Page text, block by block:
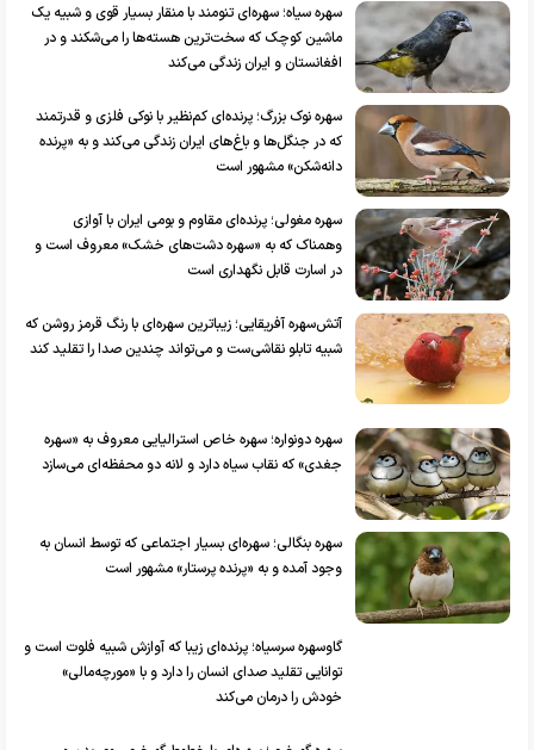
سهره سیاه؛ سهره‌ای تنومند با منقار بسیار قوی و شبیه یک
ماشین کوچک که سخت‌ترین هسته‌ها را می‌شکند و در
افغانستان و ایران زندگی می‌کند
سهره نوک بزرگ؛ پرنده‌ای کم‌نظیر با نوکی فلزی و قدرتمند
که در جنگل‌ها و باغ‌های ایران زندگی می‌کند و به «پرنده
دانه‌شکن» مشهور است
سهره مغولی؛ پرنده‌ای مقاوم و بومی ایران با آوازی
وهمناک که به «سهره دشت‌های خشک» معروف است و
در اسارت قابل نگهداری است
آتش‌سهره آفریقایی؛ زیباترین سهره‌ای با رنگ قرمز روشن که
شبیه تابلو نقاشی‌ست و می‌تواند چندین صدا‌ را تقلید کند
سهره دونواره؛ سهره خاص استرالیایی معروف به «سهره
جغدی» که نقاب سیاه دارد و لانه دو محفظه‌ای می‌سازد
سهره بنگالی؛ سهره‌ای بسیار اجتماعی که توسط انسان به
وجود آمده و به «پرنده پرستار» مشهور است
گاوسهره سرسیاه؛ پرنده‌ای زیبا که آوازش شبیه فلوت است و
توانایی تقلید صدا‌ی انسان را دارد و با «مورچه‌مالی»
خودش را درمان می‌کند